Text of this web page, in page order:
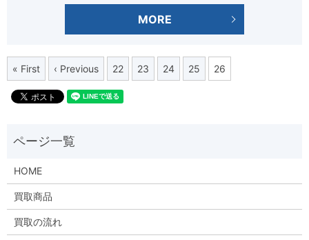
MORE
« First ‹ Previous 22 23 24 25 26
HOME
買取商品
買取の流れ